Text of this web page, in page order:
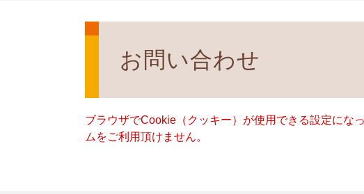
お問い合わせ
ブラウザでCookie（クッキー）が使用できる設定にな
ムをご利用頂けません。